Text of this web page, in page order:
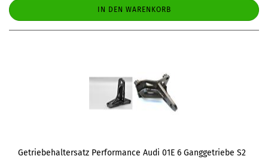
IN DEN WARENKORB
Getriebehaltersatz Performance Audi 01E 6 Ganggetriebe S2